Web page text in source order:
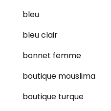
bleu
bleu clair
bonnet femme
boutique mouslima
boutique turque